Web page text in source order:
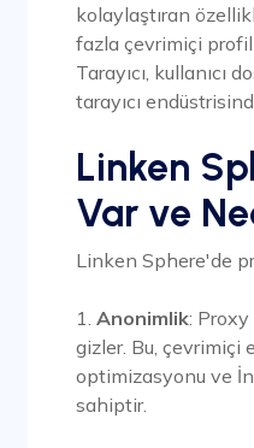
kolaylaştıran
fazla çevrimiçi
Tarayıcı, kullanıcı
tarayıcı
Linken
Var ve
Linken Sphere'de
1. Anonimlik:
gizler. Bu, çevrimiçi
optimizasyonu ve
sahiptir.